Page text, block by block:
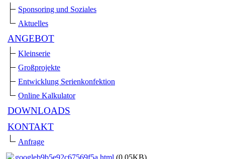
Sponsoring und Soziales
Aktuelles
ANGEBOT
Kleinserie
Großprojekte
Entwicklung Serienkonfektion
Online Kalkulator
DOWNLOADS
KONTAKT
Anfrage
googleb9b5e92c67569f5a.html (0.05KB)